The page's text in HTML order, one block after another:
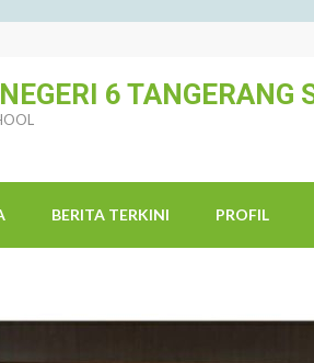
6 TANGERANG
BERITA TERKINI PROFIL